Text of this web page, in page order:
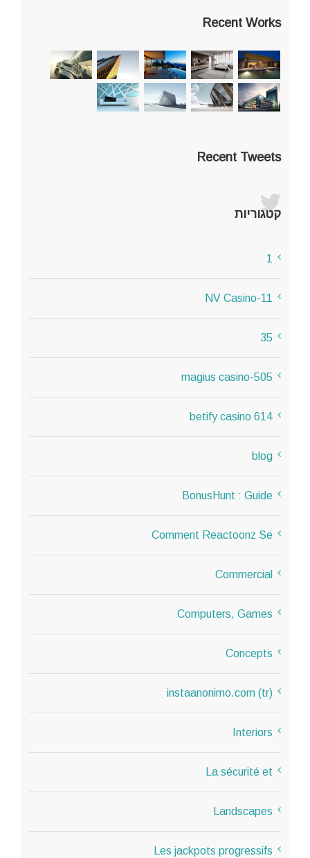
Recent Works
Recent Tweets
קטגוריות
1
11-NV Casino
35
505-magius casino
614 betify casino
blog
BonusHunt : Guide
Comment Reactoonz Se
Commercial
Computers, Games
Concepts
instaanonimo.com (tr)
Interiors
La sécurité et
Landscapes
Les jackpots progressifs